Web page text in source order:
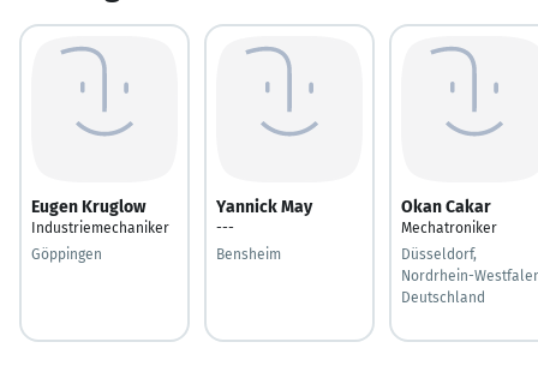
Eugen Kruglow
Industriemechaniker
Göppingen
Yannick May
---
Bensheim
Okan Cakar
Mechatroniker
Düsseldorf,
Nordrhein-
Deutschland